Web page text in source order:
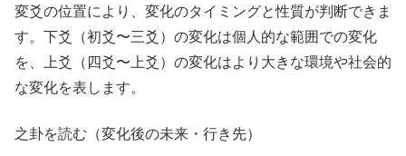
変爻の位置により、変化のタイミングと性質が判断できま
す。下爻（初爻〜三爻）の変化は個人的な範囲での変化
を、上爻（四爻〜上爻）の変化はより大きな環境や社会的
な変化を表します。
之卦を読む（変化後の未来・行き先）